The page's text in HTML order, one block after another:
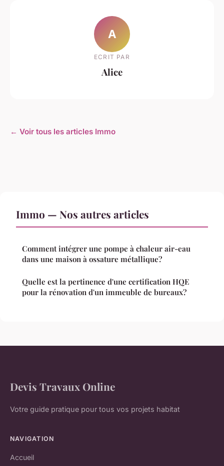
A
ECRIT PAR
Alice
← Voir tous les articles Immo
Immo — Nos autres articles
Comment intégrer une pompe à chaleur air-eau
dans une maison à ossature métallique?
Quelle est la pertinence d'une certification HQE
pour la rénovation d'un immeuble de bureaux?
Devis Travaux Online
Votre guide pratique pour tous vos projets habitat
NAVIGATION
Accueil